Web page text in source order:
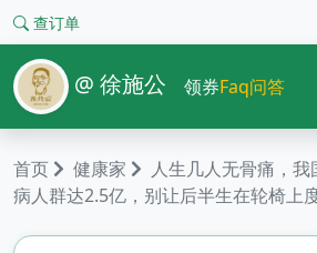
查订单
@ 徐施公 领券Faq问答
首页 健康家
人生几人无骨痛，
病人群达2.5亿，别让后半生在轮椅上